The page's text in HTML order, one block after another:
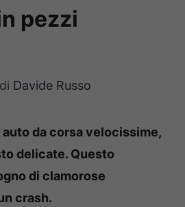
pezzi
di Davide Russo
auto da corsa velocissime,
delicate. Questo
di clamorose
crash.